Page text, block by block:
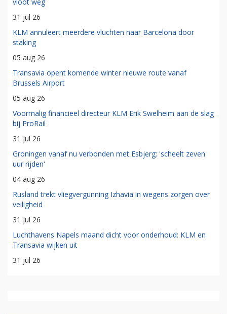
31 jul 26
KLM annuleert meerdere vluchten naar Barcelona door
staking
05 aug 26
Transavia opent komende winter nieuwe route vanaf
Brussels Airport
05 aug 26
Voormalig financieel directeur KLM Erik Swelheim aan de slag
bij ProRail
31 jul 26
Groningen vanaf nu verbonden met Esbjerg: 'scheelt zeven
uur rijden'
04 aug 26
Rusland trekt vliegvergunning Izhavia in wegens zorgen over
veiligheid
31 jul 26
Luchthavens Napels maand dicht voor onderhoud: KLM en
Transavia wijken uit
31 jul 26